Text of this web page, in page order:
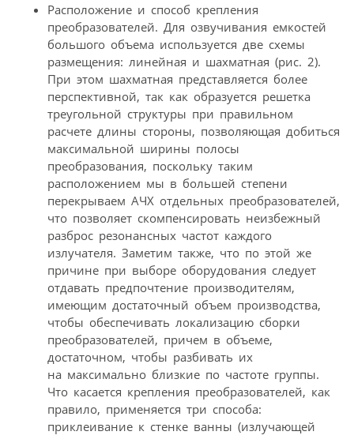
Расположение и способ крепления
преобразователей. Для озвучивания емкостей
большого объема используется две схемы
размещения: линейная и шахматная (рис. 2).
При этом шахматная представляется более
перспективной, так как образуется решетка
треугольной структуры при правильном
расчете длины стороны, позволяющая добиться
максимальной ширины полосы
преобразования, поскольку таким
расположением мы в большей степени
перекрываем АЧХ отдельных преобразователей,
что позволяет скомпенсировать неизбежный
разброс резонансных частот каждого
излучателя. Заметим также, что по этой же
причине при выборе оборудования следует
отдавать предпочтение производителям,
имеющим достаточный объем производства,
чтобы обеспечивать локализацию сборки
преобразователей, причем в объеме,
достаточном, чтобы разбивать их
на максимально близкие по частоте группы.
Что касается крепления преобразователей, как
правило, применяется три способа:
приклеивание к стенке ванны (излучающей